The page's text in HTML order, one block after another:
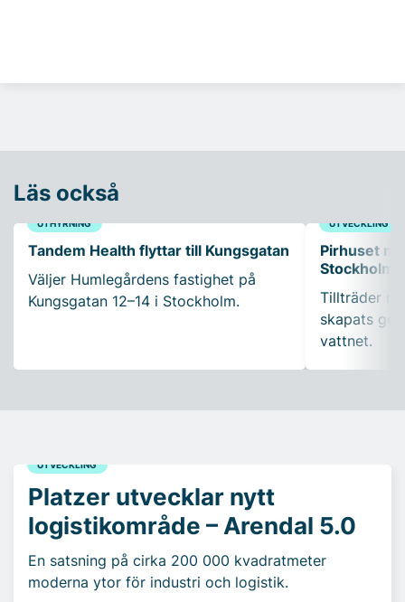
Läs också
UTHYRNING
Tandem Health flyttar till Kungsgatan
Väljer Humlegårdens fastighet på
Kungsgatan 12–14 i Stockholm.
UTVECKLING
Pirhuset
Tillträder
skapats
vattnet.
UTVECKLING
Platzer utvecklar nytt
logistikområde – Arendal 5.0
En satsning på cirka 200 000 kvadratmeter
moderna ytor för industri och logistik.